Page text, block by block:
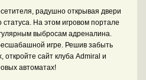
радушно открывая двери
На этом игровом портале
выбросам адреналина.
игре. Решив забыть
сайт клуба Admiral и
автоматах!